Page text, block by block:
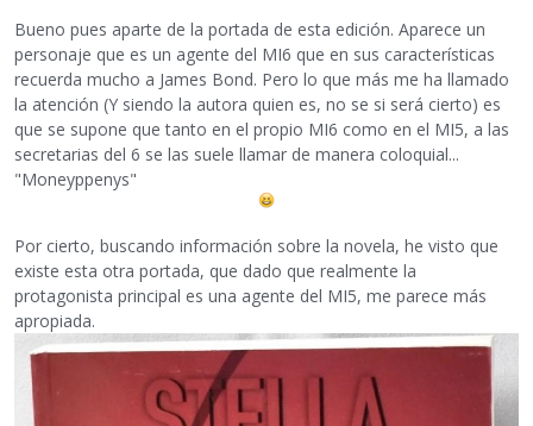
Bueno pues aparte de la portada de esta edición. Aparece un
personaje que es un agente del MI6 que en sus características
recuerda mucho a James Bond. Pero lo que más me ha llamado
la atención (Y siendo la autora quien es, no se si será cierto) es
que se supone que tanto en el propio MI6 como en el MI5, a las
secretarias del 6 se las suele llamar de manera coloquial...
"Moneyppenys"
Por cierto, buscando información sobre la novela, he visto que
existe esta otra portada, que dado que realmente la
protagonista principal es una agente del MI5, me parece más
apropiada.